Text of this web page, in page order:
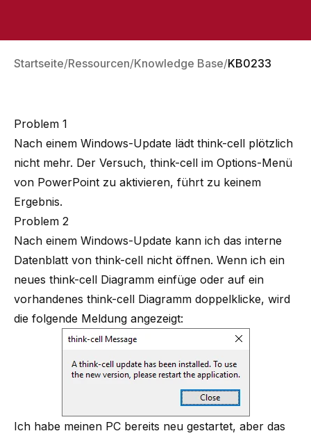
Startseite Ressourcen Knowledge Base KB0233
Problem 1
Nach einem Windows-Update lädt think-cell plötzlich
nicht mehr. Der Versuch, think-cell im Options-Menü
von PowerPoint zu aktivieren, führt zu keinem
Ergebnis.
Problem 2
Nach einem Windows-Update kann ich das interne
Datenblatt von think-cell nicht öffnen. Wenn ich ein
neues think-cell Diagramm einfüge oder auf ein
vorhandenes think-cell Diagramm doppelklicke, wird
die folgende Meldung angezeigt:
Ich habe meinen PC bereits neu gestartet, aber das